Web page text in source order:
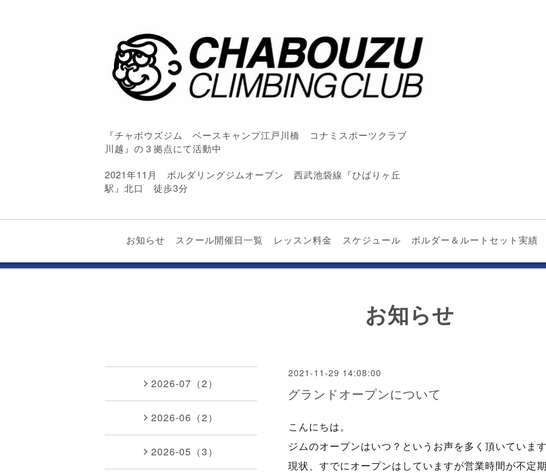
『チャボウズジム ベースキャンプ江戸川橋 コナミスポーツクラブ
川越』の３拠点にて活動中
2021年11月 ボルダリングジムオープン 西武池袋線『ひばりヶ丘
駅』北口 徒歩3分
お知らせ スクール開催日一覧 レッスン料金 スケジュール ボルダー＆ルートセット実績
お知らせ
2021-11-29 14:08:00
グランドオープンについて
こんにちは。
ジムのオープンはいつ？というお声を多く頂いていま
現状、すでにオープンはしていますが営業時間が不定
2026-07（2）
2026-06（2）
2026-05（3）